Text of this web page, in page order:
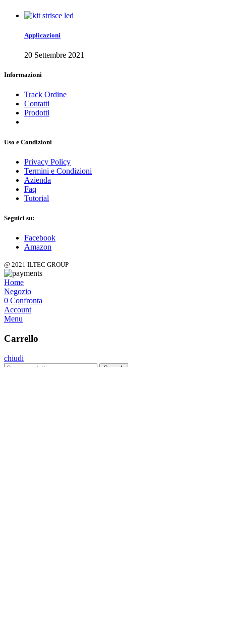
Applicazioni
20 Settembre 2021
Informazioni
Track Ordine
Contatti
Prodotti
Uso e Condizioni
Privacy Policy
Termini e Condizioni
Azienda
Faq
Tutorial
Seguici su:
Facebook
Amazon
@ 2021 ILTEC GROUP
Home
Negozio
0 Confronta
Account
Menu
Carrello
chiudi
Search